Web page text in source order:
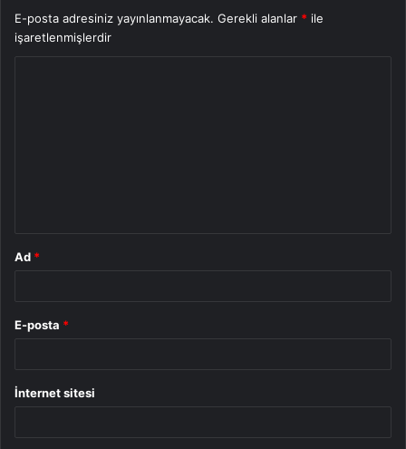
E-posta adresiniz yayınlanmayacak. Gerekli alanlar * ile
işaretlenmişlerdir
Ad *
E-posta *
İnternet sitesi